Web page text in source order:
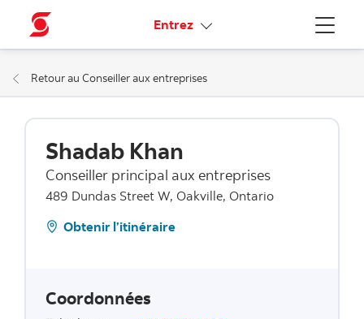
Menu
Entrez Liens connexes
Retour au Conseiller aux entreprises
Shadab Khan
Conseiller principal aux entreprises
489 Dundas Street W, Oakville, Ontario
Obtenir l’itinéraire
Coordonnées